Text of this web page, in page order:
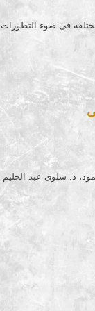
فى ضوء
د. سلوى عبد الحليم